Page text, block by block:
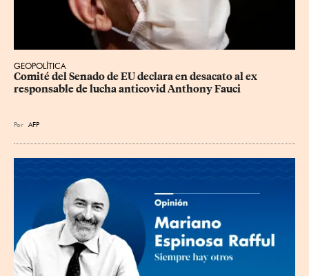
GEOPOLÍTICA
Comité del Senado de EU declara en desacato al ex
responsable de lucha anticovid Anthony Fauci
Por AFP